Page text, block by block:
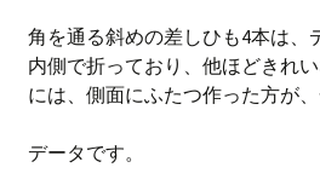
角を通る斜めの差しひも4本は、
内側で折っており、他ほどきれ
には、側面にふたつ作った方が
データです。